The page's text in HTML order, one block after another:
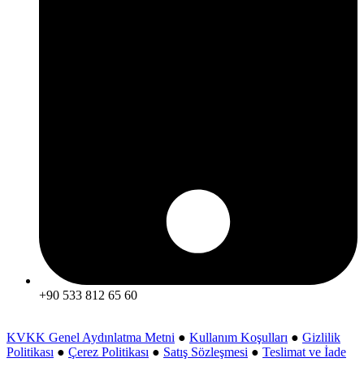
+90 533 812 65 60
KVKK Genel Aydınlatma Metni ● Kullanım Koşulları ● Gizlilik
Politikası ● Çerez Politikası ● Satış Sözleşmesi ● Teslimat ve İade